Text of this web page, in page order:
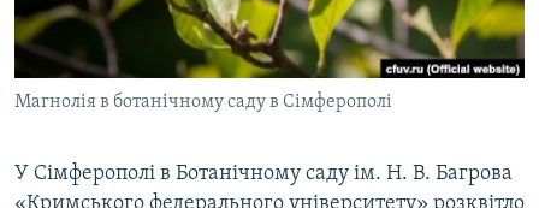
ВІДЕОУРОКИ «ELIFBE»
СВІДЧЕННЯ ОКУПАЦІЇ
УКРАЇНСЬКА ПРОБЛЕМА КРИМУ
Русский
Qırımtatar
Магнолія в ботанічному саду в Сімферополі
У Сімферополі в Ботанічному саду ім. Н. В. Багрова